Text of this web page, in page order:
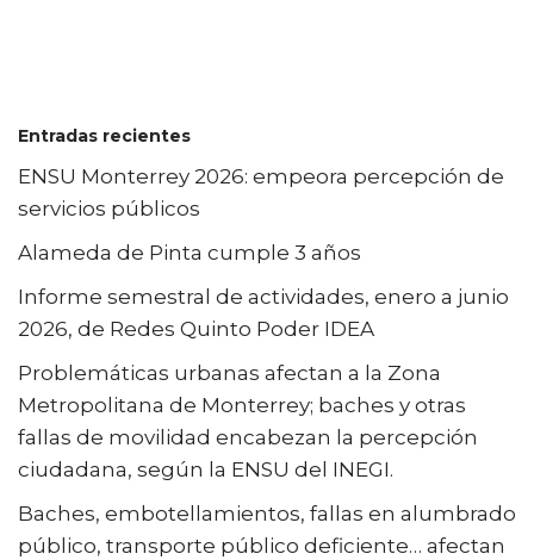
Entradas recientes
ENSU Monterrey 2026: empeora percepción de
servicios públicos
Alameda de Pinta cumple 3 años
Informe semestral de actividades, enero a junio
2026, de Redes Quinto Poder IDEA
Problemáticas urbanas afectan a la Zona
Metropolitana de Monterrey; baches y otras
fallas de movilidad encabezan la percepción
ciudadana, según la ENSU del INEGI.
Baches, embotellamientos, fallas en alumbrado
público, transporte público deficiente… afectan